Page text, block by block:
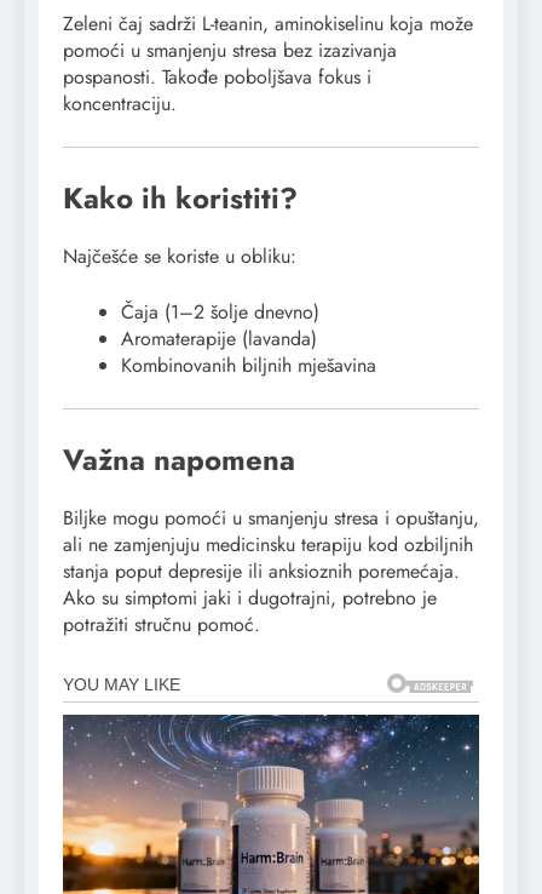
Zeleni čaj sadrži L-teanin, aminokiselinu koja može
pomoći u smanjenju stresa bez izazivanja
pospanosti. Takođe poboljšava fokus i
koncentraciju.
Kako ih koristiti?
Najčešće se koriste u obliku:
Čaja (1–2 šolje dnevno)
Aromaterapije (lavanda)
Kombinovanih biljnih mješavina
Važna napomena
Biljke mogu pomoći u smanjenju stresa i opuštanju,
ali ne zamjenjuju medicinsku terapiju kod ozbiljnih
stanja poput depresije ili anksioznih poremećaja.
Ako su simptomi jaki i dugotrajni, potrebno je
potražiti stručnu pomoć.